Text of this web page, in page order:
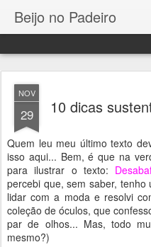
Beijo no Padeiro
NOV
29 10 dicas
Quem leu meu último texto
isso aqui... Bem, é que na
para ilustrar o texto:
percebi que, sem saber,
lidar com a moda e resolvi
coleção de óculos, que
par de olhos... Mas, todo
mesmo?)